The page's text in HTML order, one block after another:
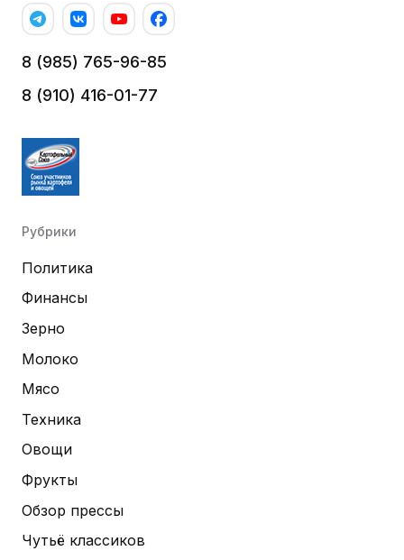
8 (985) 765-96-85
8 (910) 416-01-77
Рубрики
Политика
Финансы
Зерно
Молоко
Мясо
Техника
Овощи
Фрукты
Обзор прессы
Чутьё классиков